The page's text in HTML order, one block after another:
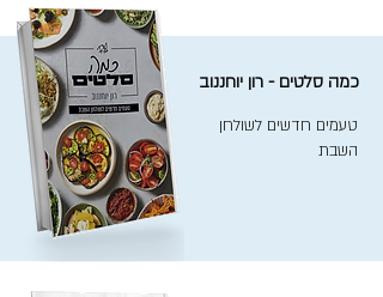
כמה סלטים - רון יוחננוב
טעמים חדשים לשולחן
השבת